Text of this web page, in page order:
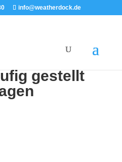
info@weatherdock.de
English|
gestellt